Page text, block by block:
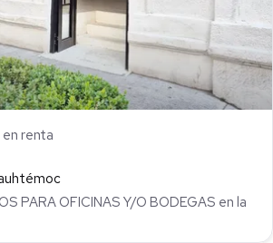
en renta
PARA OFICINAS Y/O BODEGAS en la